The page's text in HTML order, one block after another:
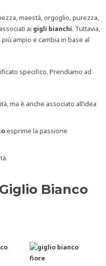
maestà, orgoglio, purezza,
ai gigli bianchi. Tuttavia,
ampio e cambia in base al
specifico. Prendiamo ad
ma è anche associato all’idea
esprime la passione
Bianco